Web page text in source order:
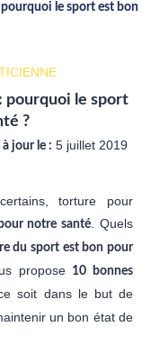
le sport est bon
pourquoi le sport
?
jour le : 5 juillet 2019
torture pour
notre santé . Quels
du sport est bon pour
propose 10 bonnes
soit dans le but de
un bon état de